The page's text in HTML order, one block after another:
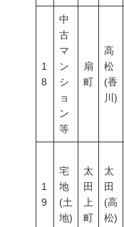
1
8
中
古
マ
ン
シ
ョ
ン
等
扇
町
高
松
(香
川)
1
9
宅
地
(土
地)
太
田
上
町
太
田
(高
松)